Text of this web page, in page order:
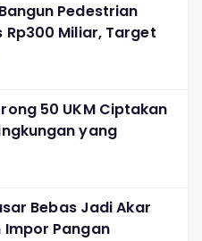
Pedestrian
Rp300 Miliar, Target
50 UKM Ciptakan
yang
Bebas Jadi Akar
Pangan